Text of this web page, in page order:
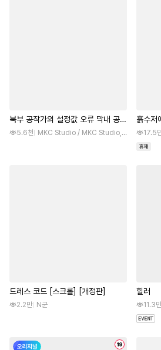
북부 공작가의 설정값 오류 막내 공녀
님5.6천 MKC Studio / MKC Studio, (원작)김이베
흙수저
17.5
드레스 코드 [스크롤] [개정판]
2.2만 N군
힐러
11.3만